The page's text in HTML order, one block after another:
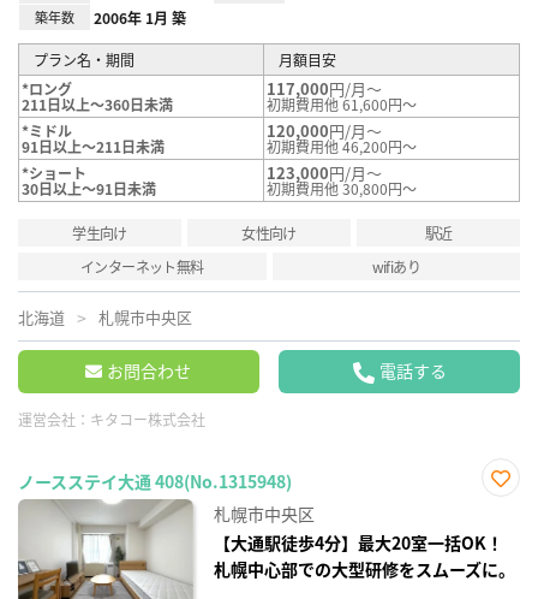
築年数 2006年 1月 築
プラン名・期間
月額目安
*ロング
211日以上～360日未満
117,000円/月～
初期費用他 61,600円～
*ミドル
91日以上～211日未満
120,000円/月～
初期費用他 46,200円～
*ショート
30日以上～91日未満
123,000円/月～
初期費用他 30,800円～
学生向け 女性向け
駅近
インターネット無料
wifiあり
北海道 札幌市中央区
お問合わせ 電話する
運営会社： キタコー株式会社
ノースステイ大通 408(No.1315948)
り登
録
札幌市中央区
【大通駅徒歩4分】最大20室一括OK！
札幌中心部での大型研修をスムーズに。